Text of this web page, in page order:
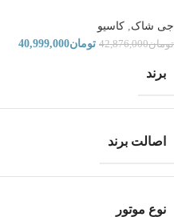
جی شاک کاسیو
تومان42,876,000 تومان40,999,000
برند
اصالت برند
نوع موتور